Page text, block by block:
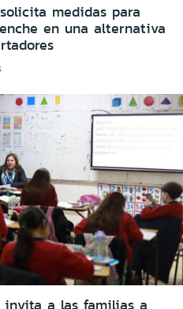
medidas para
en una alternativa